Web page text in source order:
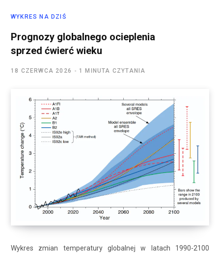
WYKRES NA DZIŚ
Prognozy globalnego ocieplenia
sprzed ćwierć wieku
18 CZERWCA 2026 1 MINUTA CZYTANIA
Wykres zmian temperatury globalnej w latach 1990-2100